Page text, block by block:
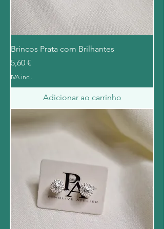
Brincos Prata com Brilhantes
Preço
5,60 €
IVA incl.
Adicionar ao carrinho